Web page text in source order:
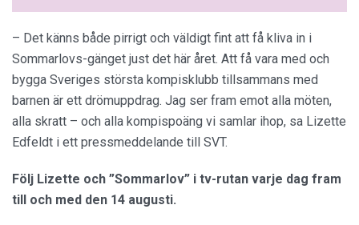
– Det känns både pirrigt och väldigt fint att få kliva in i
Sommarlovs-gänget just det här året. Att få vara med och
bygga Sveriges största kompisklubb tillsammans med
barnen är ett drömuppdrag. Jag ser fram emot alla möten,
alla skratt – och alla kompispoäng vi samlar ihop, sa Lizette
Edfeldt i ett pressmeddelande till SVT.
Följ Lizette och ”Sommarlov” i tv-rutan varje dag fram
till och med den 14 augusti.